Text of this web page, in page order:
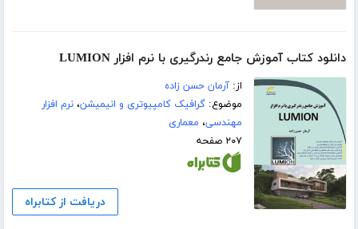
دانلود کتاب آموزش جامع رندرگیری با نرم افزار LUMION
از:آرمان حسن زاده
موضوع:گرافیک کامپیوتری و انیمیشن،نرم افزار
مهندسی، معماری
۲۰۷ صفحه
دریافت از کتابراه